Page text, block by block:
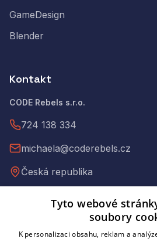
GameDesign
Blender
Kontakt
CODE Rebels s.r.o.
724 138 334
michaela@coderebels.cz
Česká republika
IČ: 09397973
C 335735 vedená u Městského
Tyto webové
soubory
K personalizaci obsahu, reklam a